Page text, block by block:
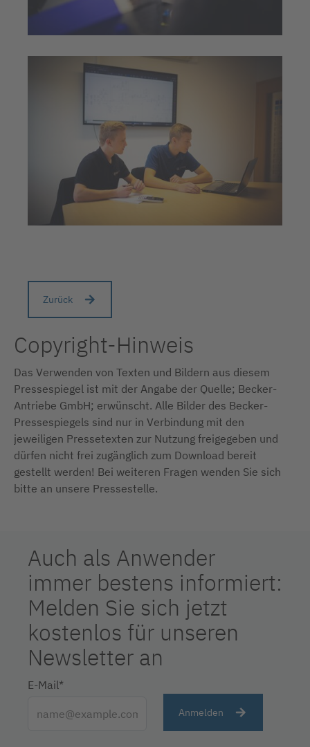
Zurück
Copyright-Hinweis
Das Verwenden von Texten und Bildern aus diesem
Pressespiegel ist mit der Angabe der Quelle; Becker-
Antriebe GmbH; erwünscht. Alle Bilder des Becker-
Pressespiegels sind nur in Verbindung mit den
jeweiligen Pressetexten zur Nutzung freigegeben und
dürfen nicht frei zugänglich zum Download bereit
gestellt werden! Bei weiteren Fragen wenden Sie sich
bitte an unsere Pressestelle.
Auch als Anwender
immer bestens informiert:
Melden Sie sich jetzt
kostenlos für unseren
Newsletter an
E-Mail*
Anmelden